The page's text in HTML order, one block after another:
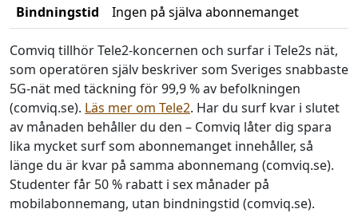
Bindningstid
Ingen på själva abonnemanget
Comviq tillhör Tele2-koncernen och surfar i Tele2s nät,
som operatören själv beskriver som Sveriges snabbaste
5G-nät med täckning för 99,9 % av befolkningen
(comviq.se). Läs mer om Tele2. Har du surf kvar i slutet
av månaden behåller du den – Comviq låter dig spara
lika mycket surf som abonnemanget innehåller, så
länge du är kvar på samma abonnemang (comviq.se).
Studenter får 50 % rabatt i sex månader på
mobilabonnemang, utan bindningstid (comviq.se).